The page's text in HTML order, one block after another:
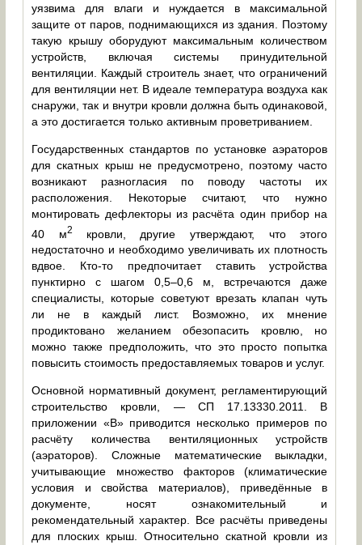
уязвима для влаги и нуждается в максимальной
защите от паров, поднимающихся из здания. Поэтому
такую крышу оборудуют максимальным количеством
устройств, включая системы принудительной
вентиляции. Каждый строитель знает, что ограничений
для вентиляции нет. В идеале температура воздуха как
снаружи, так и внутри кровли должна быть одинаковой,
а это достигается только активным проветриванием.
Государственных стандартов по установке аэраторов
для скатных крыш не предусмотрено, поэтому часто
возникают разногласия по поводу частоты их
расположения. Некоторые считают, что нужно
монтировать дефлекторы из расчёта один прибор на
40 м2
кровли, другие утверждают, что этого
недостаточно и необходимо увеличивать их плотность
вдвое. Кто-то предпочитает ставить устройства
пунктирно с шагом 0,5–0,6 м, встречаются даже
специалисты, которые советуют врезать клапан чуть
ли не в каждый лист. Возможно, их мнение
продиктовано желанием обезопасить кровлю, но
можно также предположить, что это просто попытка
повысить стоимость предоставляемых товаров и услуг.
Основной нормативный документ, регламентирующий
строительство кровли, — СП 17.13330.2011. В
приложении «В» приводится несколько примеров по
расчёту количества вентиляционных устройств
(аэраторов). Сложные математические выкладки,
учитывающие множество факторов (климатические
условия и свойства материалов), приведённые в
документе, носят ознакомительный и
рекомендательный характер. Все расчёты приведены
для плоских крыш. Относительно скатной кровли из